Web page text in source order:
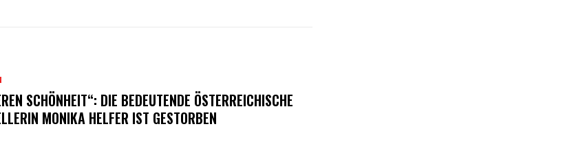
SCHÖNHEIT“: DIE BEDEUTENDE ÖSTERREICHISCHE
MONIKA HELFER IST GESTORBEN